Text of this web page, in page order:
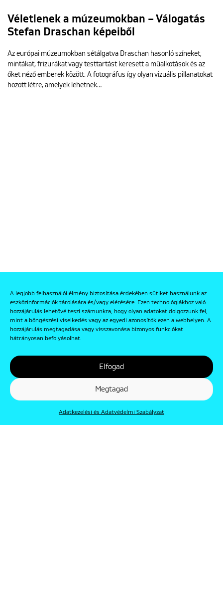
A legjobb felhasználói élmény biztosítása érdekében sütiket használunk az
eszközinformációk tárolására és/vagy elérésére. Ezen technológiákhoz való
hozzájárulás lehetővé teszi számunkra, hogy olyan adatokat dolgozzunk fel,
mint a böngészési viselkedés vagy az egyedi azonosítók ezen a webhelyen. A
hozzájárulás megtagadása vagy visszavonása bizonyos funkciókat
hátrányosan befolyásolhat.
Elfogad
Megtagad
Adatkezelési és Adatvédelmi Szabályzat
Véletlenek a múzeumokban – Válogatás
Stefan Draschan képeiből
Az európai múzeumokban sétálgatva Draschan hasonló színeket,
mintákat, frizurákat vagy testtartást keresett a műalkotások és az
őket néző emberek között. A fotográfus így olyan vizuális pillanatokat
hozott létre, amelyek lehetnek…